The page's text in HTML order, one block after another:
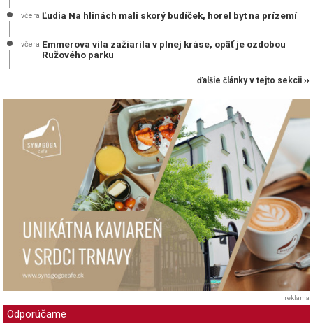
včera Ľudia Na hlinách mali skorý budíček, horel byt na prízemí
včera Emmerova vila zažiarila v plnej kráse, opäť je ozdobou
Ružového parku
ďalšie články v tejto sekcii ››
reklama
Odporúčame